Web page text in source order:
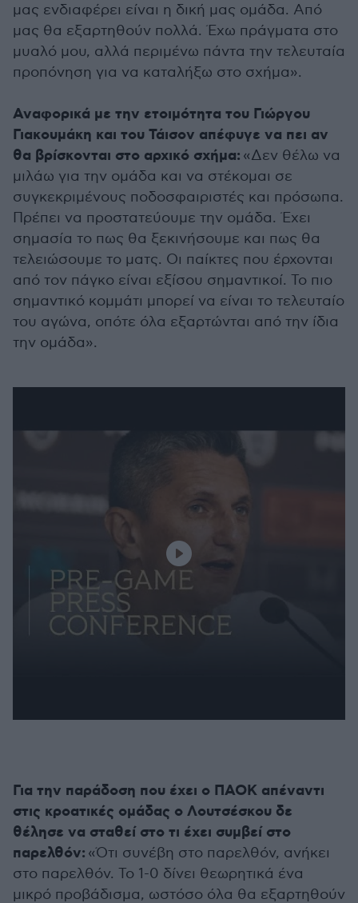
μας ενδιαφέρει είναι η δική μας ομάδα. Από
μας θα εξαρτηθούν πολλά. Έχω πράγματα στο
μυαλό μου, αλλά περιμένω πάντα την τελευταία
προπόνηση για να καταλήξω στο σχήμα».
Αναφορικά με την ετοιμότητα του Γιώργου
Γιακουμάκη και του Τάισον απέφυγε να πει αν
θα βρίσκονται στο αρχικό σχήμα: «Δεν θέλω να
μιλάω για την ομάδα και να στέκομαι σε
συγκεκριμένους ποδοσφαιριστές και πρόσωπα.
Πρέπει να προστατεύουμε την ομάδα. Έχει
σημασία το πως θα ξεκινήσουμε και πως θα
τελειώσουμε το ματς. Οι παίκτες που έρχονται
από τον πάγκο είναι εξίσου σημαντικοί. Το πιο
σημαντικό κομμάτι μπορεί να είναι το τελευταίο
του αγώνα, οπότε όλα εξαρτώνται από την ίδια
την ομάδα».
Για την παράδοση που έχει ο ΠΑΟΚ απέναντι
στις κροατικές ομάδας ο Λουτσέσκου δε
θέλησε να σταθεί στο τι έχει συμβεί στο
παρελθόν: «Ότι συνέβη στο παρελθόν, ανήκει
στο παρελθόν. Το 1-0 δίνει θεωρητικά ένα
μικρό προβάδισμα, ωστόσο όλα θα εξαρτηθούν